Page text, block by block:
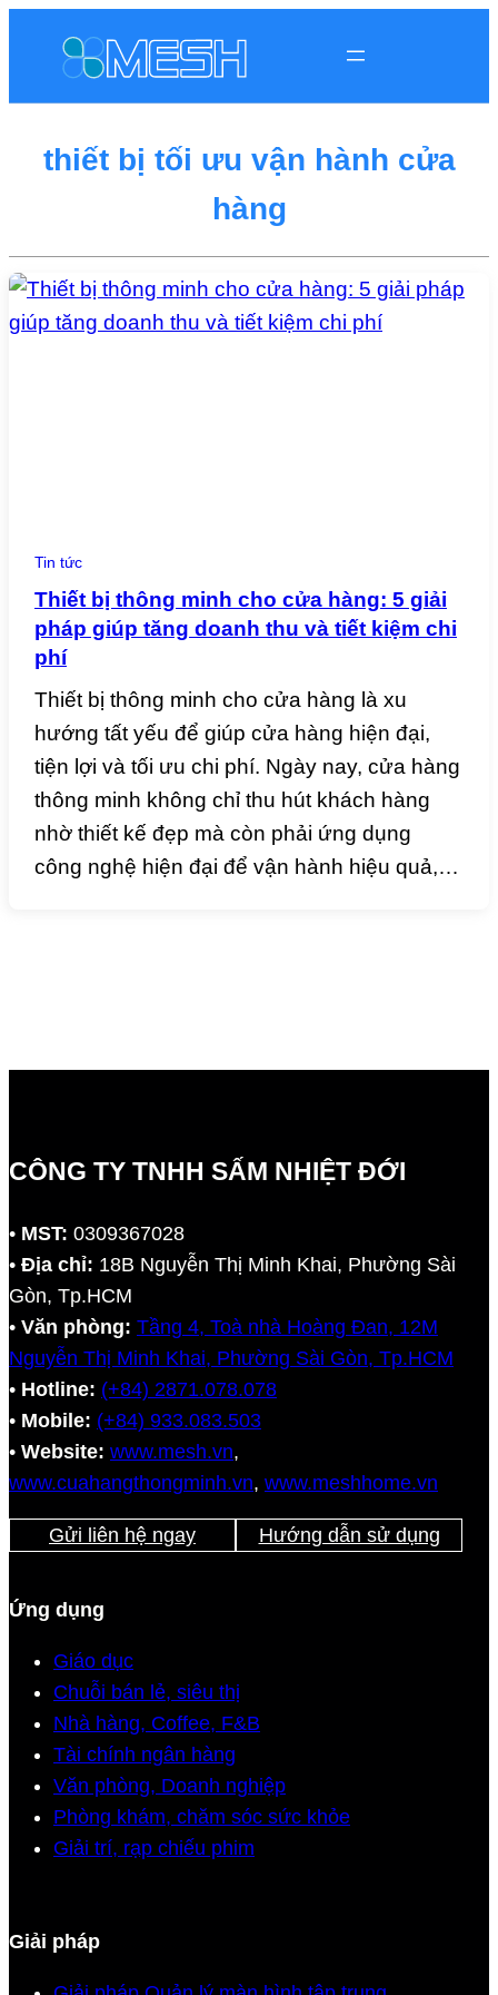
thiết bị tối ưu vận hành cửa
hàng
Tin tức
Thiết bị thông minh cho cửa hàng: 5 giải
pháp giúp tăng doanh thu và tiết kiệm chi
phí
Thiết bị thông minh cho cửa hàng là xu
hướng tất yếu để giúp cửa hàng hiện đại,
tiện lợi và tối ưu chi phí. Ngày nay, cửa hàng
thông minh không chỉ thu hút khách hàng
nhờ thiết kế đẹp mà còn phải ứng dụng
công nghệ hiện đại để vận hành hiệu quả,…
CÔNG TY TNHH SẤM NHIỆT ĐỚI
• MST: 0309367028
• Địa chỉ: 18B Nguyễn Thị Minh Khai, Phường Sài
Gòn, Tp.HCM
• Văn phòng: Tầng 4, Toà nhà Hoàng Đan, 12M
Nguyễn Thị Minh Khai, Phường Sài Gòn, Tp.HCM
• Hotline: (+84) 2871.078.078
• Mobile: (+84) 933.083.503
• Website: www.mesh.vn,
www.cuahangthongminh.vn, www.meshhome.vn
Gửi liên hệ ngay Hướng dẫn sử dụng
Ứng dụng
Giáo dục
Chuỗi bán lẻ, siêu thị
Nhà hàng, Coffee, F&B
Tài chính ngân hàng
Văn phòng, Doanh nghiệp
Phòng khám, chăm sóc sức khỏe
Giải trí, rạp chiếu phim
Giải pháp